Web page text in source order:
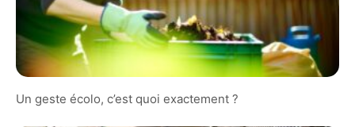
Un geste écolo, c’est quoi exactement ?